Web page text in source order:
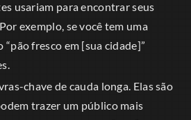
usariam para encontrar seus
exemplo, se você tem uma
fresco em [sua cidade]”
chave de cauda longa. Elas são
trazer um público mais